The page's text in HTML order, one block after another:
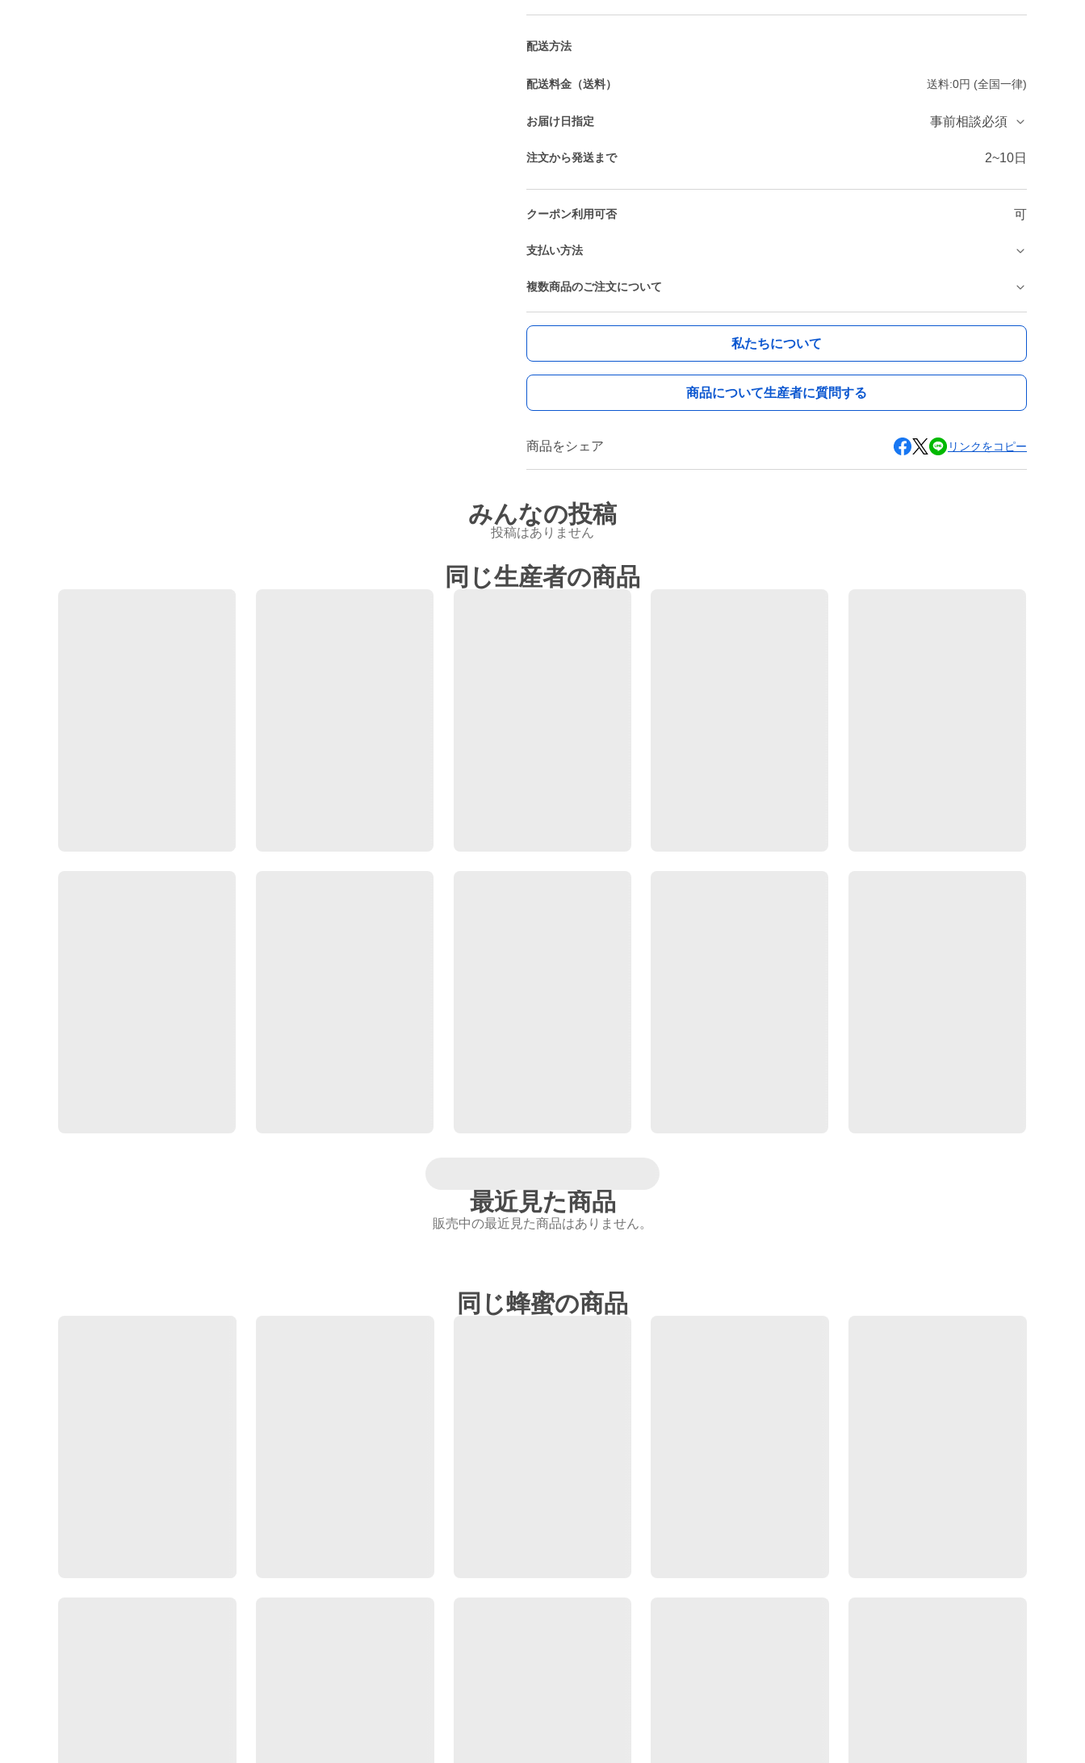
配送方法
配送料金（送料） 送料:0円 (全国一律)
お届け日指定 事前相談必須
注文から発送まで 2~10日
クーポン利用可否 可
支払い方法
複数商品のご注文について
私たちについて
商品について生産者に質問する
商品をシェア リンクをコピー
みんなの投稿
投稿はありません
同じ生産者の商品
最近見た商品
販売中の最近見た商品はありません。
同じ蜂蜜の商品